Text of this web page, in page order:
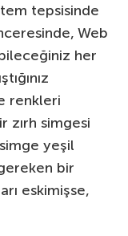
tepsisinde
Web
her
renkleri
zırh simgesi
yeşil
bir
eskimişse,